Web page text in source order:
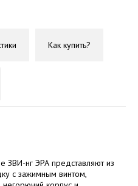
Как купить?
ЗВИ-нг ЭРА представляют из
с зажимным винтом,